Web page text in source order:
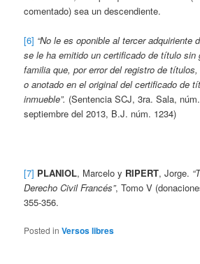
comentado) sea un descendiente.
[6] “No le es oponible al tercer adquiriente
se le ha emitido un certificado de título sin
familia que, por error del registro de
o anotado en el original del certificado de
inmueble”. (Sentencia SCJ, 3ra. Sala,
septiembre del 2013, B.J. núm. 1234)
[7] PLANIOL, Marcelo y RIPERT, Jorge.
Derecho Civil Francés”, Tomo V
355-356.
Posted in Versos libres